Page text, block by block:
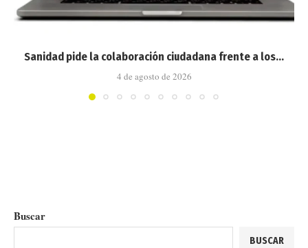
Sanidad pide la colaboración ciudadana frente a los...
4 de agosto de 2026
Buscar
BUSCAR